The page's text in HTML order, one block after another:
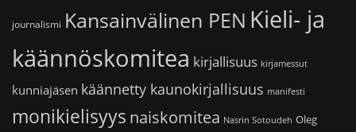
journalismi Kansainvälinen PEN Kieli- ja
käännöskomitea kirjallisuus kirjamessut
kunniajäsen käännetty kaunokirjallisuus manifesti
monikielisyys naiskomitea Nasrin Sotoudeh Oleg